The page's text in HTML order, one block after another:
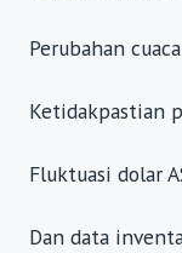
Perubahan
Ketidakpastian
Fluktuasi dolar
Dan data